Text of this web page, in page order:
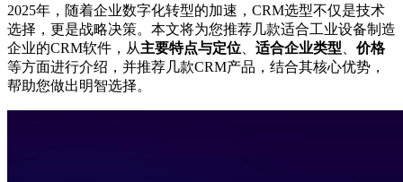
2025年，随着企业数字化转型的加速，CRM选型不仅是技术
选择，更是战略决策。本文将为您推荐几款适合工业设备制造
企业的CRM软件，从主要特点与定位 适合企业类型
价格
等方面进行介绍，并推荐几款CRM产品，结合其核心优势，
帮助您做出明智选择。